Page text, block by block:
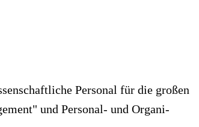
Personal für die großen
und Personal- und Organi-